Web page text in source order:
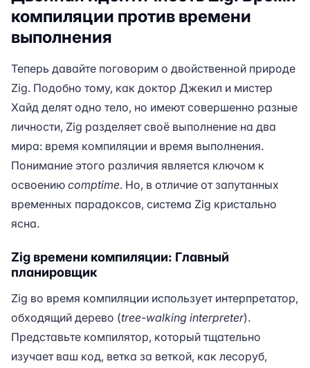
компиляции против времени
выполнения
Теперь давайте поговорим о двойственной природе
Zig. Подобно тому, как доктор Джекил и мистер
Хайд делят одно тело, но имеют совершенно разные
личности, Zig разделяет своё выполнение на два
мира: время компиляции и время выполнения.
Понимание этого различия является ключом к
освоению comptime. Но, в отличие от запутанных
временных парадоксов, система Zig кристально
ясна.
Zig времени компиляции: Главный
планировщик
Zig во время компиляции использует интерпретатор,
обходящий дерево (tree-walking interpreter).
Представьте компилятор, который тщательно
изучает ваш код, ветка за веткой, как лесоруб,